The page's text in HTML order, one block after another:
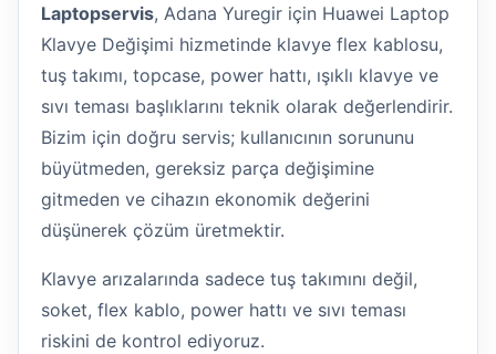
Laptopservis, Adana Yuregir için Huawei Laptop
Klavye Değişimi hizmetinde klavye flex kablosu,
tuş takımı, topcase, power hattı, ışıklı klavye ve
sıvı teması başlıklarını teknik olarak değerlendirir.
Bizim için doğru servis; kullanıcının sorununu
büyütmeden, gereksiz parça değişimine
gitmeden ve cihazın ekonomik değerini
düşünerek çözüm üretmektir.
Klavye arızalarında sadece tuş takımını değil,
soket, flex kablo, power hattı ve sıvı teması
riskini de kontrol ediyoruz.